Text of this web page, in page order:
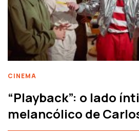
CINEMA
“Playback”: o lado
melancólico de